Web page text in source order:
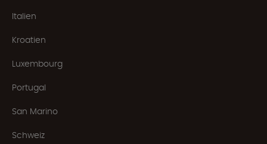
Italien
Kroatien
Luxembourg
Portugal
San Marino
Schweiz